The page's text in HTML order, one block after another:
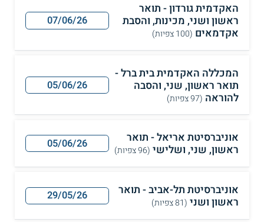
האקדמית גורדון - תואר
ראשון ושני, מכינות, והסבת
אקדמאים (100 צפיות)
07/06/26
המכללה האקדמית בית ברל -
תואר ראשון, שני, והסבה
להוראה (97 צפיות)
05/06/26
אוניברסיטת אריאל - תואר
ראשון, שני, ושלישי (96 צפיות) 05/06/26
אוניברסיטת תל-אביב - תואר
ראשון ושני (81 צפיות) 29/05/26